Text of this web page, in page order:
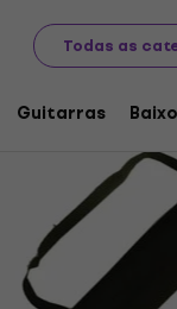
Todas as
Guitarras
Baterias Acessórios